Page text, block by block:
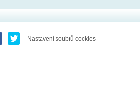
Nastavení soubrů cookies